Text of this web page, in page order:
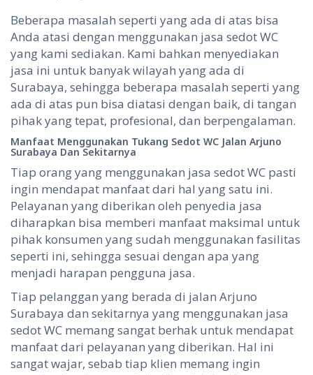
Beberapa masalah seperti yang ada di atas bisa
Anda atasi dengan menggunakan jasa sedot WC
yang kami sediakan. Kami bahkan menyediakan
jasa ini untuk banyak wilayah yang ada di
Surabaya, sehingga beberapa masalah seperti yang
ada di atas pun bisa diatasi dengan baik, di tangan
pihak yang tepat, profesional, dan berpengalaman.
Manfaat Menggunakan Tukang Sedot WC Jalan Arjuno
Surabaya Dan Sekitarnya
Tiap orang yang menggunakan jasa sedot WC pasti
ingin mendapat manfaat dari hal yang satu ini.
Pelayanan yang diberikan oleh penyedia jasa
diharapkan bisa memberi manfaat maksimal untuk
pihak konsumen yang sudah menggunakan fasilitas
seperti ini, sehingga sesuai dengan apa yang
menjadi harapan pengguna jasa.
Tiap pelanggan yang berada di jalan Arjuno
Surabaya dan sekitarnya yang menggunakan jasa
sedot WC memang sangat berhak untuk mendapat
manfaat dari pelayanan yang diberikan. Hal ini
sangat wajar, sebab tiap klien memang ingin